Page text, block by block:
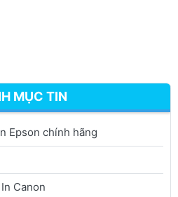
MỤC TIN
Epson chính hãng
Canon